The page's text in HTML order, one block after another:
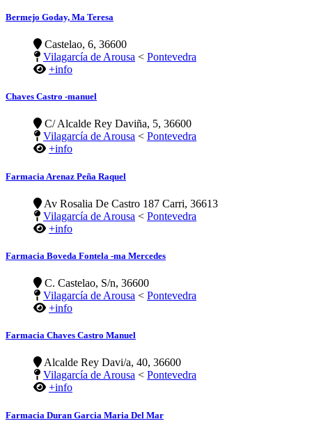
Bermejo Goday, Ma Teresa
Castelao, 6, 36600
Vilagarcía de Arousa < Pontevedra
+info
Chaves Castro -manuel
C/ Alcalde Rey Daviña, 5, 36600
Vilagarcía de Arousa < Pontevedra
+info
Farmacia Arenaz Peña Raquel
Av Rosalia De Castro 187 Carri, 36613
Vilagarcía de Arousa < Pontevedra
+info
Farmacia Boveda Fontela -ma Mercedes
C. Castelao, S/n, 36600
Vilagarcía de Arousa < Pontevedra
+info
Farmacia Chaves Castro Manuel
Alcalde Rey Davi/a, 40, 36600
Vilagarcía de Arousa < Pontevedra
+info
Farmacia Duran Garcia Maria Del Mar